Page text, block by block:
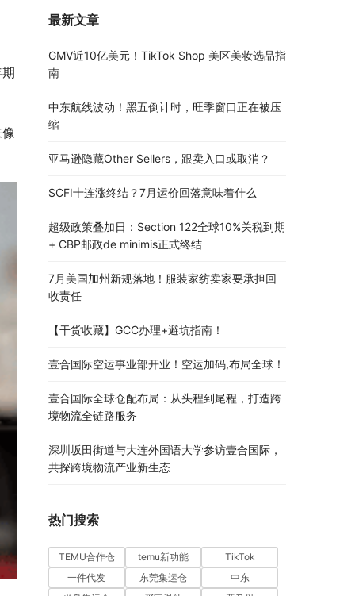
最新文章
GMV近10亿美元！TikTok Shop 美区美妆选品指
南
中东航线波动！黑五倒计时，旺季窗口正在被压
缩
亚马逊隐藏Other Sellers，跟卖入口或取消？
SCFI十连涨终结？7月运价回落意味着什么
超级政策叠加日：Section 122全球10%关税到期
+ CBP邮政de minimis正式终结
7月美国加州新规落地！服装家纺卖家要承担回
收责任
【干货收藏】GCC办理+避坑指南！
壹合国际空运事业部开业！空运加码,布局全球！
壹合国际全球仓配布局：从头程到尾程，打造跨
境物流全链路服务
深圳坂田街道与大连外国语大学参访壹合国际，
共探跨境物流产业新生态
热门搜索
TEMU合作仓 temu新功能
TikTok
一件代发
东莞集运仓
中东